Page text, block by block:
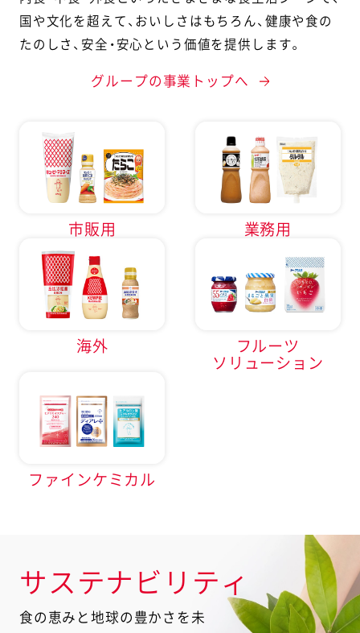
国や文化を超えて、 おいしさはもちろん、健康や食の
たのしさ、安全・安心という価値を提供します。
グループの事業トップへ
市販用 業務用
海外
フルーツ
ソリューション
ファインケミカル
サステナビリティ
食の恵みと地球の豊かさを未